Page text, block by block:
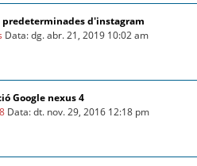
predeterminades d'instagram
Data: dg. abr. 21, 2019 10:02 am
Google nexus 4
Data: dt. nov. 29, 2016 12:18 pm